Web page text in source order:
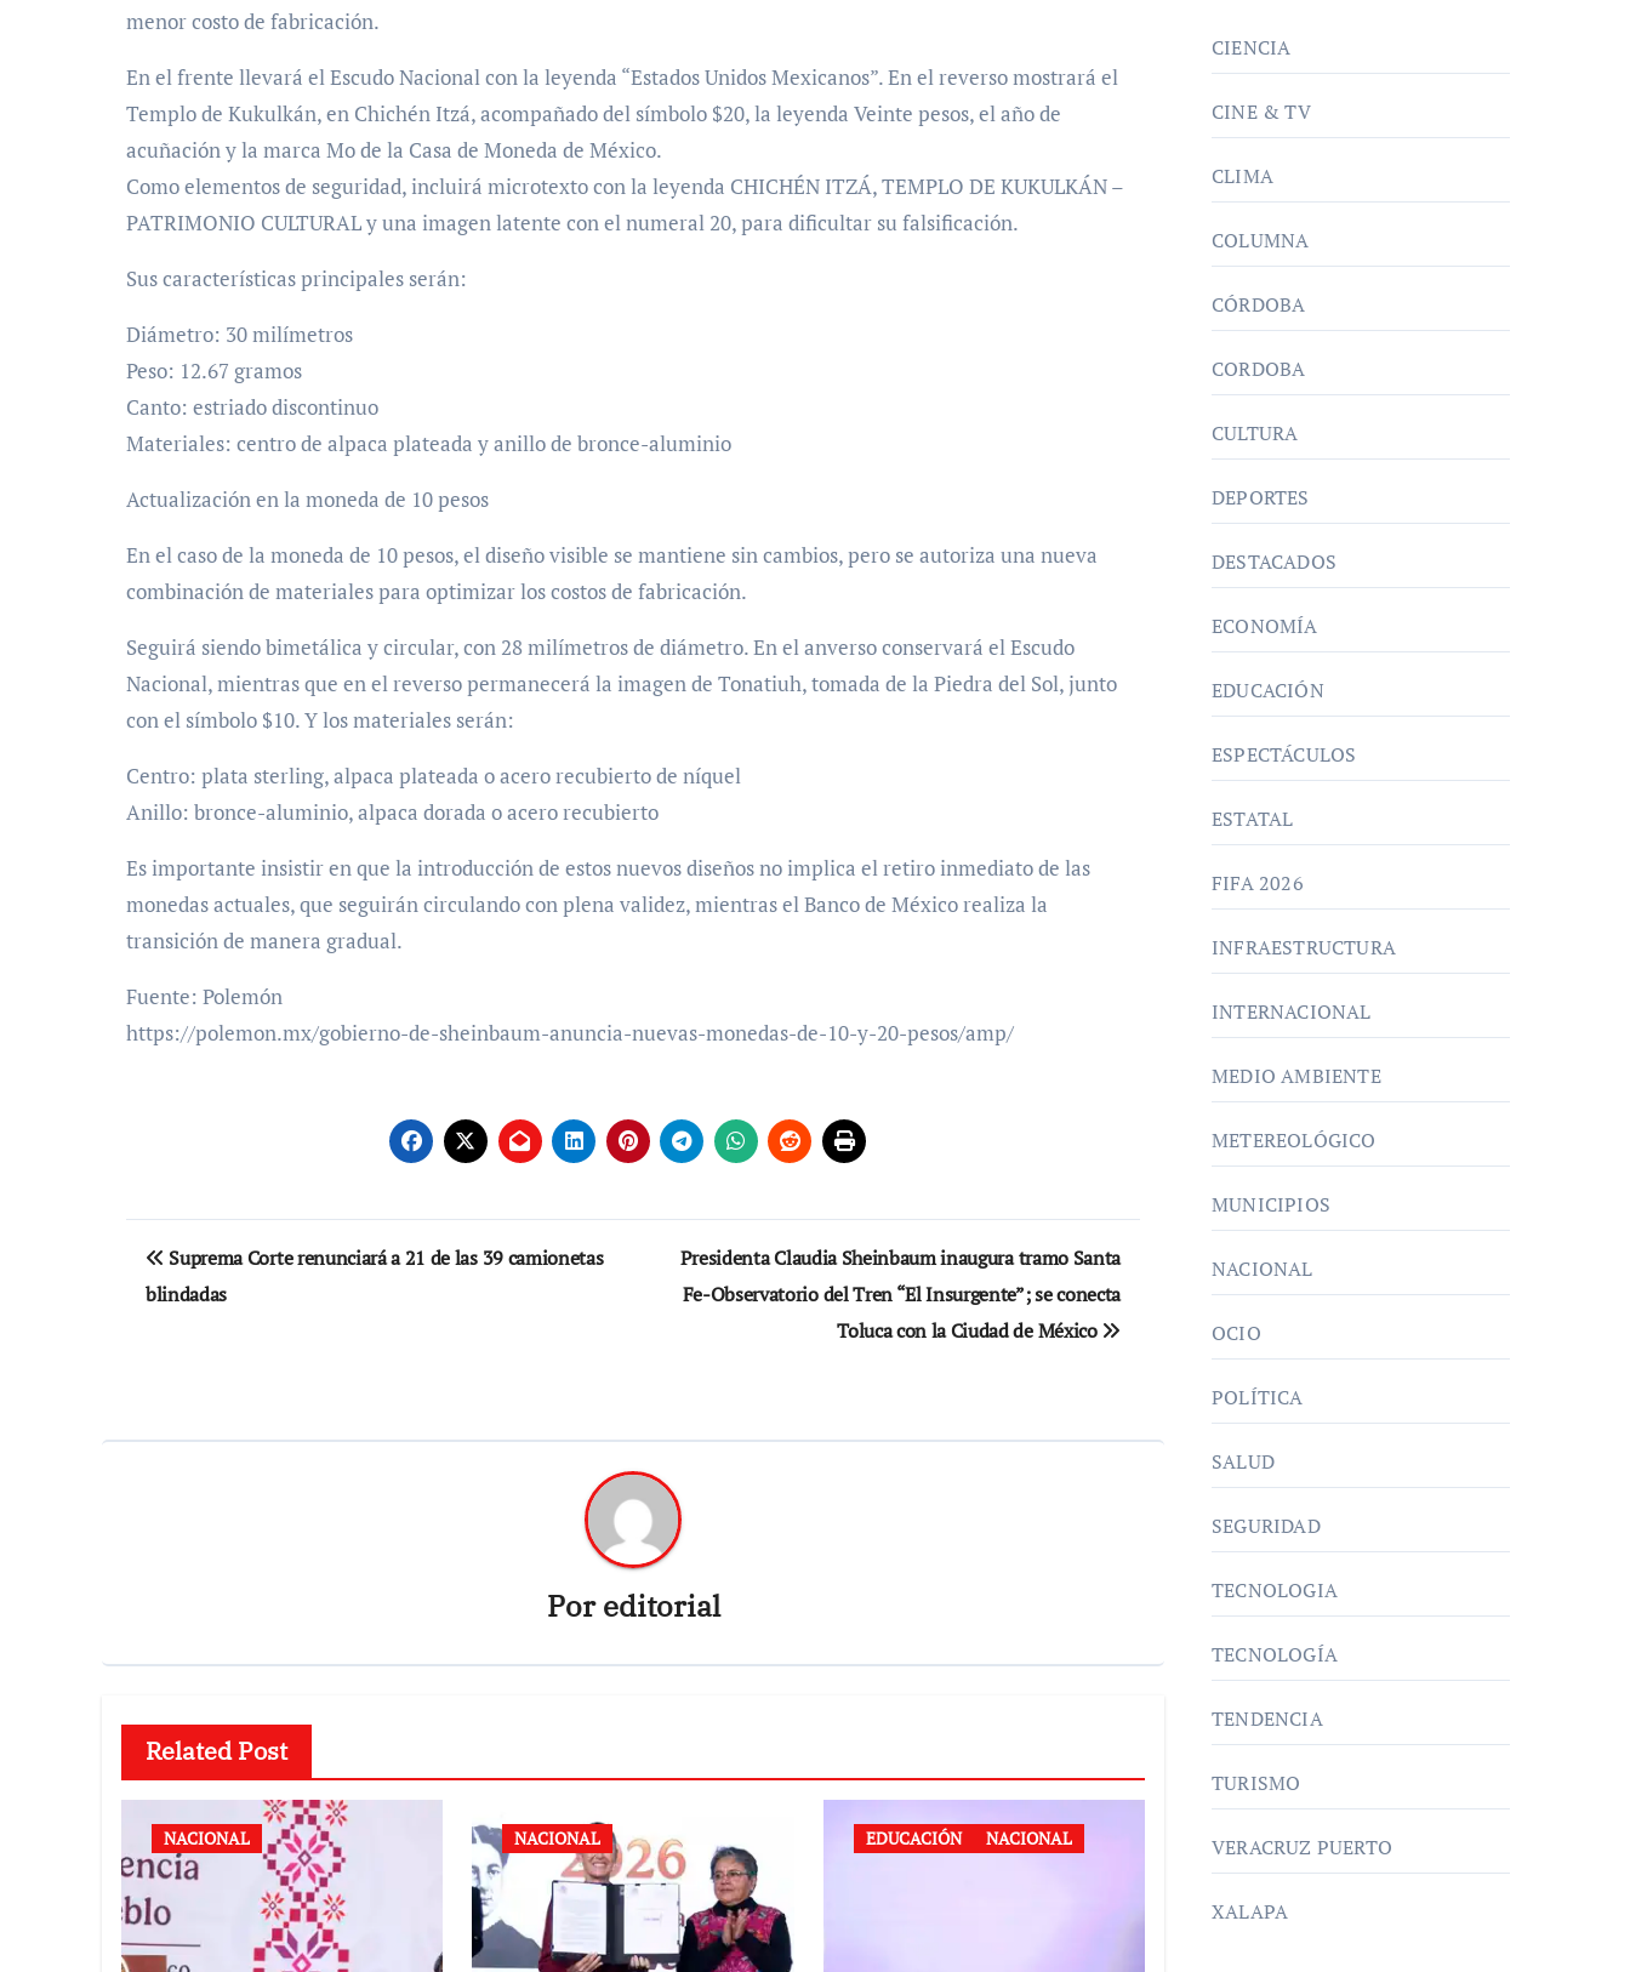
menor costo de fabricación.
En el frente llevará el Escudo Nacional con la leyenda “Estados Unidos Mexicanos”. En el reverso mostrará el
Templo de Kukulkán, en Chichén Itzá, acompañado del símbolo $20, la leyenda Veinte pesos, el año de
acuñación y la marca Mo de la Casa de Moneda de México.
Como elementos de seguridad, incluirá microtexto con la leyenda CHICHÉN ITZÁ, TEMPLO DE KUKULKÁN –
PATRIMONIO CULTURAL y una imagen latente con el numeral 20, para dificultar su falsificación.
Sus características principales serán:
Diámetro: 30 milímetros
Peso: 12.67 gramos
Canto: estriado discontinuo
Materiales: centro de alpaca plateada y anillo de bronce-aluminio
Actualización en la moneda de 10 pesos
En el caso de la moneda de 10 pesos, el diseño visible se mantiene sin cambios, pero se autoriza una nueva
combinación de materiales para optimizar los costos de fabricación.
Seguirá siendo bimetálica y circular, con 28 milímetros de diámetro. En el anverso conservará el Escudo
Nacional, mientras que en el reverso permanecerá la imagen de Tonatiuh, tomada de la Piedra del Sol, junto
con el símbolo $10. Y los materiales serán:
Centro: plata sterling, alpaca plateada o acero recubierto de níquel
Anillo: bronce-aluminio, alpaca dorada o acero recubierto
Es importante insistir en que la introducción de estos nuevos diseños no implica el retiro inmediato de las
monedas actuales, que seguirán circulando con plena validez, mientras el Banco de México realiza la
transición de manera gradual.
Fuente: Polemón
https://polemon.mx/gobierno-de-sheinbaum-anuncia-nuevas-monedas-de-10-y-20-pesos/amp/
Navegación
de
Suprema Corte renunciará a 21 de las 39 camionetas
blindadas
Presidenta Claudia Sheinbaum inaugura tramo Santa
Fe-Observatorio del Tren “El Insurgente”; se conecta
Toluca con la Ciudad de México
Poreditorial
Related Post
NACIONAL NACIONAL EDUCACIÓN NACIONAL
CIENCIA
CINE & TV
CLIMA
COLUMNA
CÓRDOBA
CORDOBA
CULTURA
DEPORTES
DESTACADOS
ECONOMÍA
EDUCACIÓN
ESPECTÁCULOS
ESTATAL
FIFA 2026
INFRAESTRUCTURA
INTERNACIONAL
MEDIO AMBIENTE
METEREOLÓGICO
MUNICIPIOS
NACIONAL
OCIO
POLÍTICA
SALUD
SEGURIDAD
TECNOLOGIA
TECNOLOGÍA
TENDENCIA
TURISMO
VERACRUZ PUERTO
XALAPA